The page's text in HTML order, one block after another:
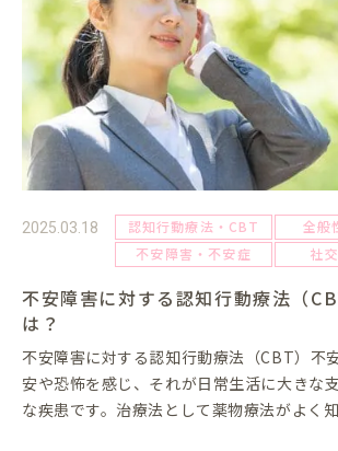
2025.03.18 認知行動療法・CBT
全般
不安障害・不安症
社
不安障害に対する認知行動療法（
は？
不安障害に対する認知行動療法（CBT）不
安や恐怖を感じ、それが日常生活に大きな
な疾患です。治療法として薬物療法がよく
近年では認知行動療法（Cognitive